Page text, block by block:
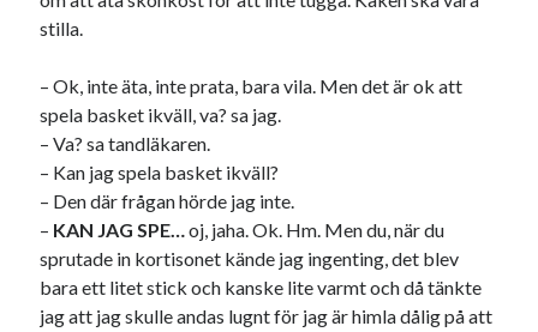
historia
Julkalenderfacit Julkalendern
Julkalendern 2024
kåseri lifvet Lund
minnen mode museum
nostalgi ord radio recept
reklam resa sekrutt skola
stilla.
– Ok, inte äta, inte prata, bara vila. Men det är ok att
spela basket ikväll, va? sa jag.
– Va? sa tandläkaren.
– Kan jag spela basket ikväll?
– Den där frågan hörde jag inte.
– KAN JAG SPE…oj, jaha. Ok. Hm. Men du, när du
sprutade in kortisonet kände jag ingenting, det blev
bara ett litet stick och kanske lite varmt och då tänkte
jag att jag skulle andas lugnt för jag är himla dålig på att